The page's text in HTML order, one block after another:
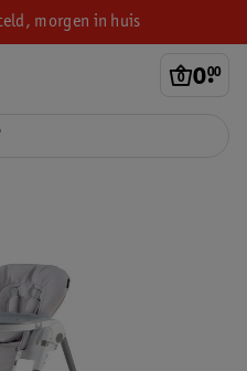
morgen in huis
0.
00